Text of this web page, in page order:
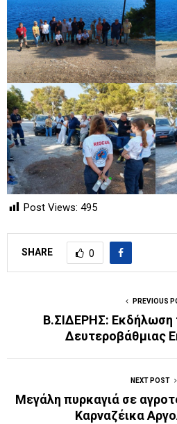
Post Views: 495
SHARE 0
PREVIOUS
B.ΣΙΔΕΡΗΣ: Eκδήλωση
Δευτεροβάθμιας
NEXT POST
Μεγάλη πυρκαγιά σε
Καρναζέικα